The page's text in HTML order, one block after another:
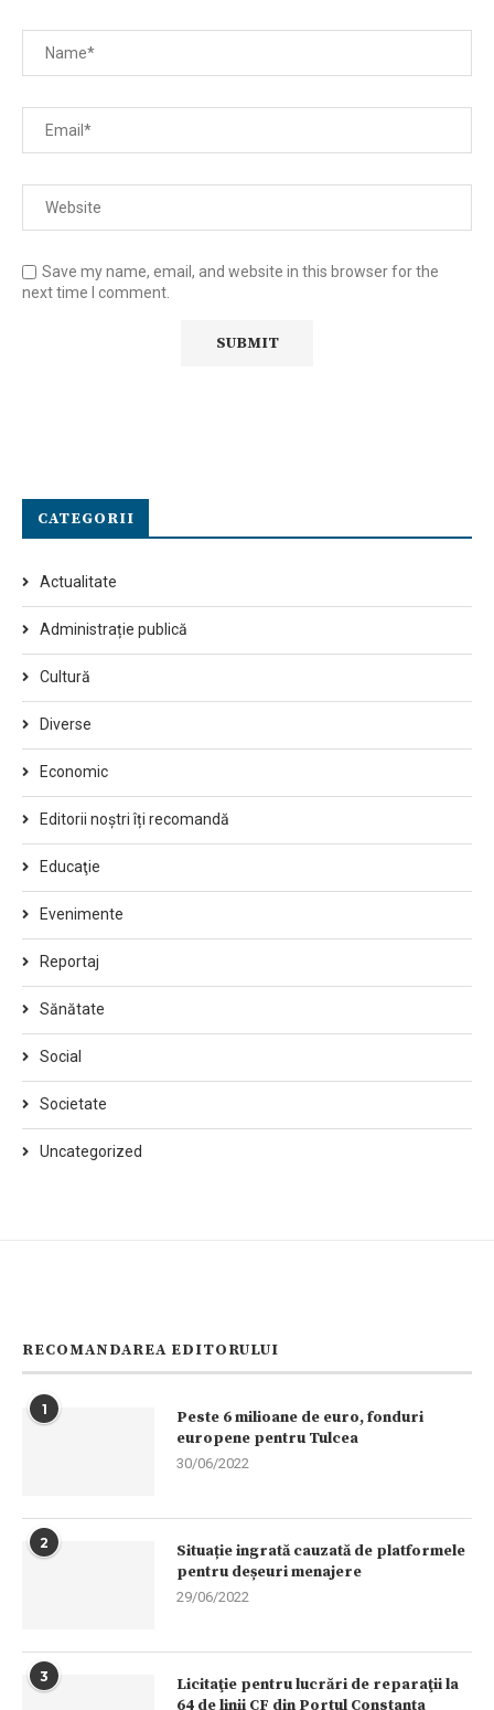
Save my name, email, and website in this browser for the
next time I comment.
CATEGORII
Actualitate
Administrație publică
Cultură
Diverse
Economic
Editorii noștri îți recomandă
Educaţie
Evenimente
Reportaj
Sănătate
Social
Societate
Uncategorized
RECOMANDAREA EDITORULUI
1
Peste 6 milioane de euro, fonduri
europene pentru Tulcea
30/06/2022
2
Situație ingrată cauzată de platformele
pentru deșeuri menajere
29/06/2022
3
Licitaţie pentru lucrări de reparaţii la
64 de linii CF din Portul Constanţa